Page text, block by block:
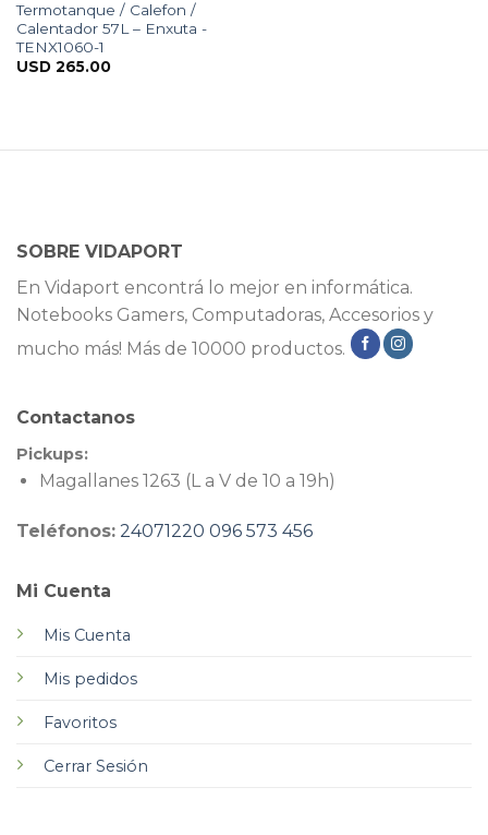
Termotanque / Calefon /
Calentador 57L – Enxuta -
TENX1060-1
USD 265.00
SOBRE VIDAPORT
En Vidaport encontrá lo mejor en informática.
Notebooks Gamers, Computadoras, Accesorios y
mucho más! Más de 10000 productos.
Mi Cuenta
Mis Cuenta
Mis pedidos
Favoritos
Cerrar Sesión
Contactanos
Pickups:
Magallanes 1263 (L a V de 10 a 19h)
Teléfonos: 24071220 096 573 456